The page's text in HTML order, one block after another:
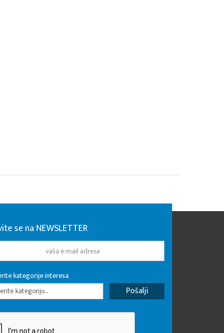
se na NEWSLETTER
kategorije interesa
kategoriju...